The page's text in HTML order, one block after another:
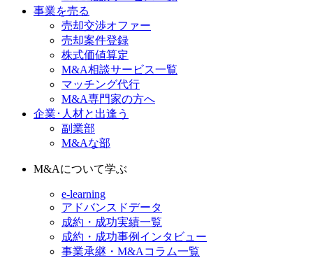
事業を売る
売却交渉オファー
売却案件登録
株式価値算定
M&A相談サービス一覧
マッチング代行
M&A専門家の方へ
企業･人材と出逢う
副業部
M&Aな部
M&Aについて学ぶ
e-learning
アドバンスドデータ
成約・成功実績一覧
成約・成功事例インタビュー
事業承継・M&Aコラム一覧